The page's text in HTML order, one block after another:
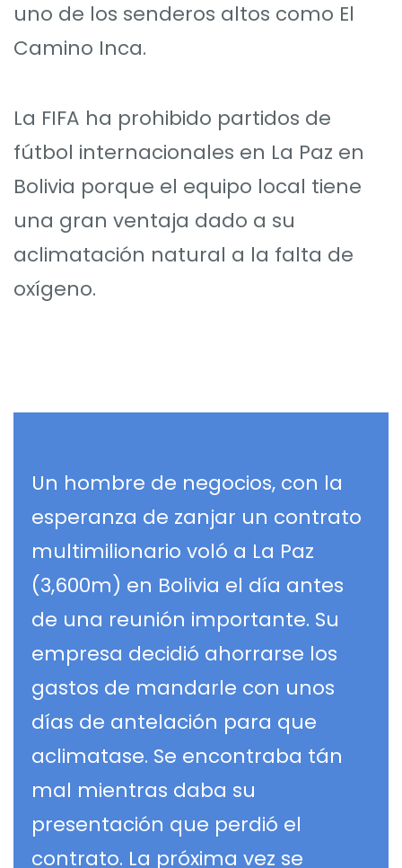
uno de los senderos altos como El
Camino Inca.
La FIFA ha prohibido partidos de
fútbol internacionales en La Paz en
Bolivia porque el equipo local tiene
una gran ventaja dado a su
aclimatación natural a la falta de
oxígeno.
Un hombre de negocios, con la
esperanza de zanjar un contrato
multimilionario voló a La Paz
(3,600m) en Bolivia el día antes
de una reunión importante. Su
empresa decidió ahorrarse los
gastos de mandarle con unos
días de antelación para que
aclimatase. Se encontraba tán
mal mientras daba su
presentación que perdió el
contrato. La próxima vez se